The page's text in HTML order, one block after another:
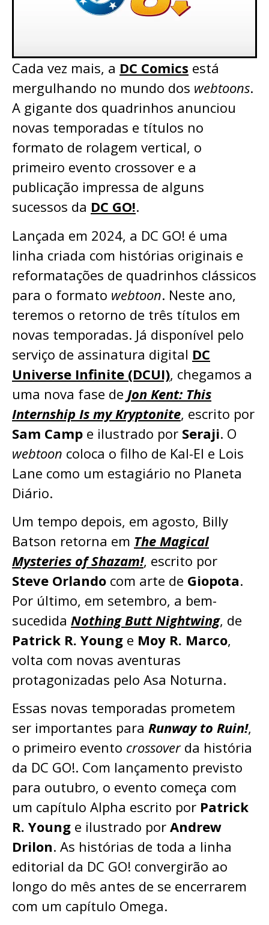
Cada vez mais, a DC Comics está
mergulhando no mundo dos webtoons.
A gigante dos quadrinhos anunciou
novas temporadas e títulos no
formato de rolagem vertical, o
primeiro evento crossover e a
publicação impressa de alguns
sucessos da DC GO!.
Lançada em 2024, a DC GO! é uma
linha criada com histórias originais e
reformatações de quadrinhos clássicos
para o formato webtoon. Neste ano,
teremos o retorno de três títulos em
novas temporadas. Já disponível pelo
serviço de assinatura digital DC
Universe Infinite (DCUI), chegamos a
uma nova fase de Jon Kent: This
Internship Is my Kryptonite, escrito por
Sam Camp e ilustrado por Seraji. O
webtoon coloca o filho de Kal-El e Lois
Lane como um estagiário no Planeta
Diário.
Um tempo depois, em agosto, Billy
Batson retorna em The Magical
Mysteries of Shazam!, escrito por
Steve Orlando com arte de Giopota.
Por último, em setembro, a bem-
sucedida Nothing Butt Nightwing, de
Patrick R. Young e Moy R. Marco,
volta com novas aventuras
protagonizadas pelo Asa Noturna.
Essas novas temporadas prometem
ser importantes para Runway to Ruin!,
o primeiro evento crossoverda história
da DC GO!. Com lançamento previsto
para outubro, o evento começa com
um capítulo Alpha escrito por Patrick
R. Young e ilustrado por Andrew
Drilon. As histórias de toda a linha
editorial da DC GO! convergirão ao
longo do mês antes de se encerrarem
com um capítulo Omega.